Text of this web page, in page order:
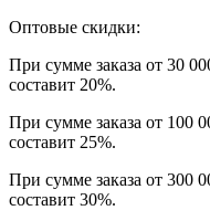
Оптовые скидки:
При сумме заказа от 30
составит 20%.
При сумме заказа от 100
составит 25%.
При сумме заказа от 300
составит 30%.